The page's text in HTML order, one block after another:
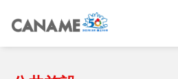
ホーム